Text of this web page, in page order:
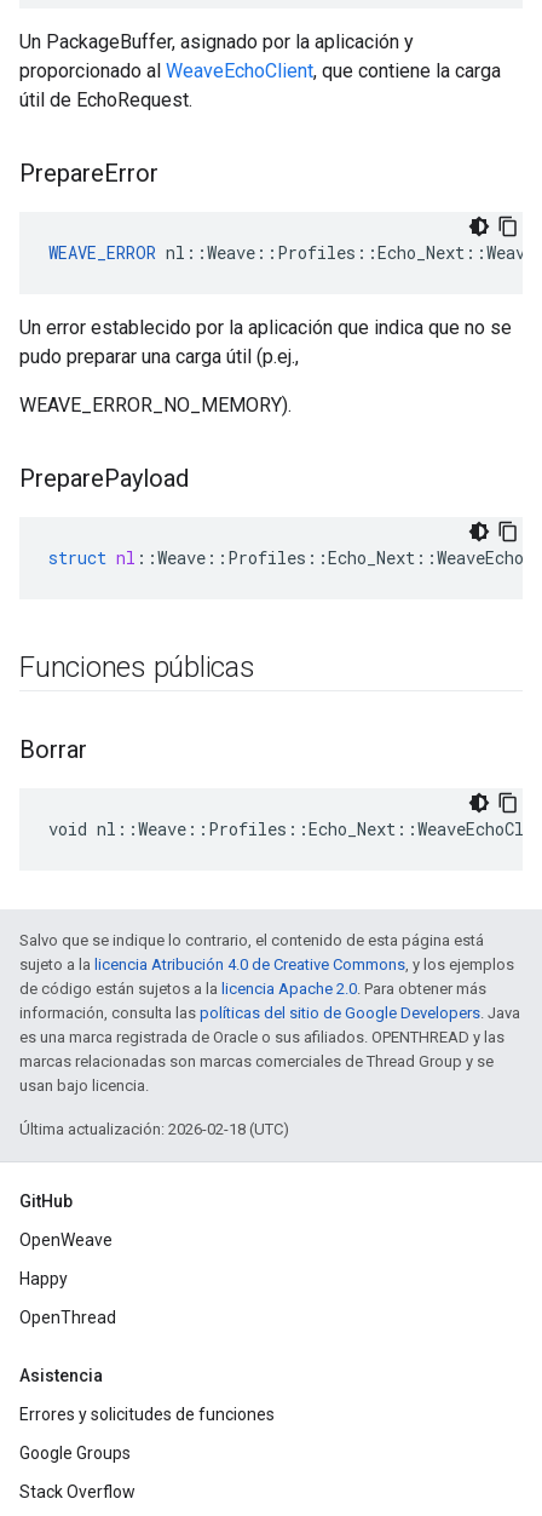
Un PackageBuffer, asignado por la aplicación y
proporcionado al WeaveEchoClient, que contiene la carga
útil de EchoRequest.
PrepareError
WEAVE_ERROR
Un error establecido por la aplicación que indica que no se
pudo preparar una carga útil (p.ej.,
WEAVE_ERROR_NO_MEMORY).
PreparePayload
struct nl ::Weave :: Profiles ::Echo_Next ::
Funciones públicas
Borrar
void
Salvo que se indique lo contrario, el contenido de esta página está
sujeto a la licencia Atribución 4.0 de Creative Commons, y los ejemplos
de código están sujetos a la licencia Apache 2.0. Para obtener más
información, consulta las políticas del sitio de Google Developers. Java
es una marca registrada de Oracle o sus afiliados. OPENTHREAD y las
marcas relacionadas son marcas comerciales de Thread Group y se
usan bajo licencia.
Última actualización: 2026-02-18 (UTC)
GitHub
OpenWeave
Happy
OpenThread
Asistencia
Errores y solicitudes de funciones
Google Groups
Stack Overflow